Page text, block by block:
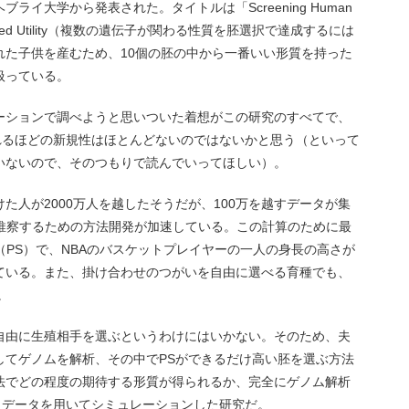
ライ大学から発表された。タイトルは「Screening Human
Utility（複数の遺伝子が関わる性質を胚選択で達成するには
子供を産むため、10個の胚の中から一番いい形質を持った
ている。
ョンで調べようと思いついた着想がこの研究のすべてで、
ほどの新規性はほとんどないのではないかと思う（といって
いので、そのつもりで読んでいってほしい）。
人が2000万人を越したそうだが、100万を越すデータが集
するための方法開発が加速している。この計算のために最
）で、NBAのバスケットプレイヤーの一人の身長の高さが
る。また、掛け合わせのつがいを自由に選べる育種でも、
に生殖相手を選ぶというわけにはいかない。そのため、夫
ゲノムを解析、その中でPSができるだけ高い胚を選ぶ方法
どの程度の期待する形質が得られるか、完全にゲノム解析
ータを用いてシミュレーションした研究だ。